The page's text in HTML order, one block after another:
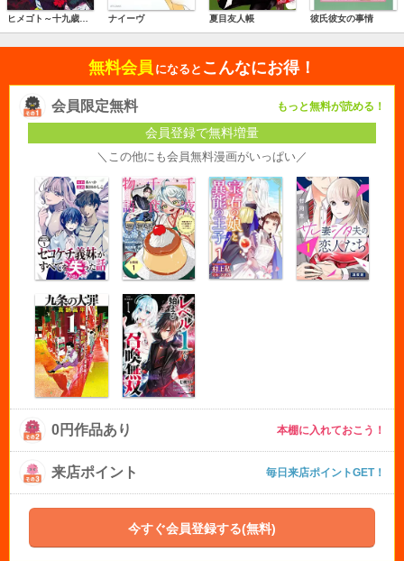
ナイーヴ 夏目友人帳 彼氏彼女の事情
無料会員 になると こんなにお得！
会員限定無料 もっと無料が読める！
会員登録で無料増量
＼この他にも会員無料漫画がいっぱい／
0円作品あり 本棚に入れておこう！
来店ポイント 毎日来店ポイントGET！
今すぐ会員登録する(無料)